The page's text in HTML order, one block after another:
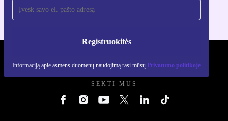
Registruokitės
Informaciją apie asmens duomenų naudojimą rasi mūsų Privatumo politikoje
SEKTI MUS